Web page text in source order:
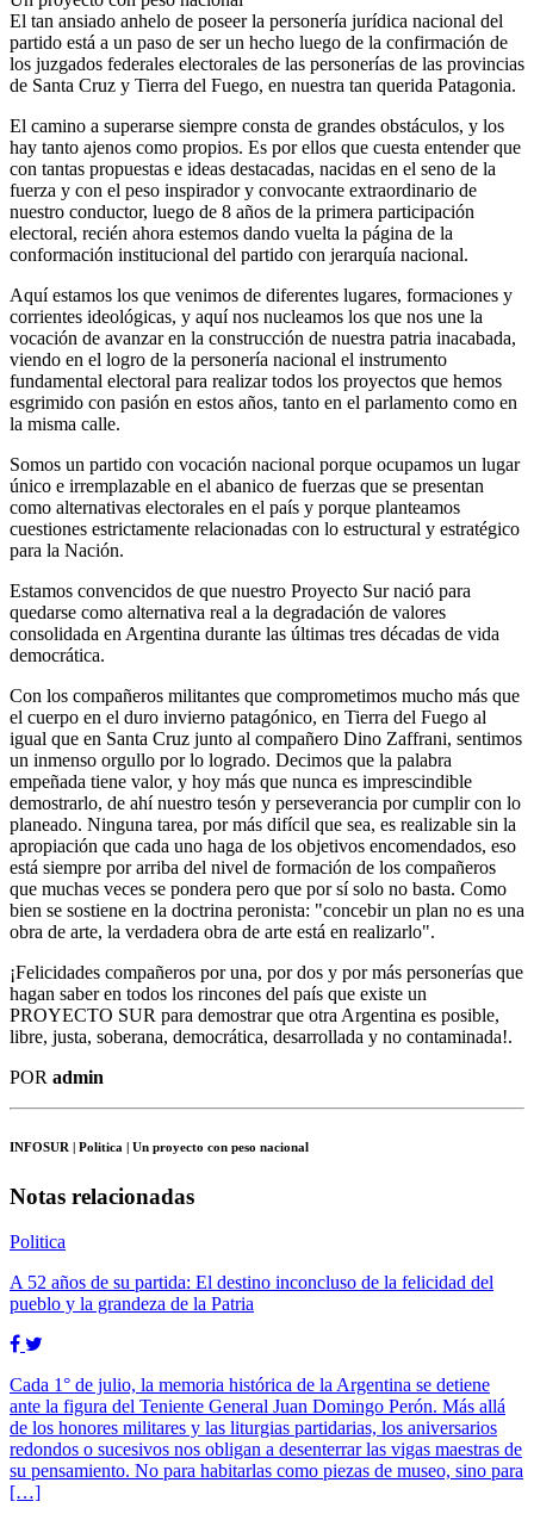
El tan ansiado anhelo de poseer la personería jurídica nacional del
partido está a un paso de ser un hecho luego de la confirmación de
los juzgados federales electorales de las personerías de las provincias
de Santa Cruz y Tierra del Fuego, en nuestra tan querida Patagonia.
El camino a superarse siempre consta de grandes obstáculos, y los
hay tanto ajenos como propios. Es por ellos que cuesta entender que
con tantas propuestas e ideas destacadas, nacidas en el seno de la
fuerza y con el peso inspirador y convocante extraordinario de
nuestro conductor, luego de 8 años de la primera participación
electoral, recién ahora estemos dando vuelta la página de la
conformación institucional del partido con jerarquía nacional.
Aquí estamos los que venimos de diferentes lugares, formaciones y
corrientes ideológicas, y aquí nos nucleamos los que nos une la
vocación de avanzar en la construcción de nuestra patria inacabada,
viendo en el logro de la personería nacional el instrumento
fundamental electoral para realizar todos los proyectos que hemos
esgrimido con pasión en estos años, tanto en el parlamento como en
la misma calle.
Somos un partido con vocación nacional porque ocupamos un lugar
único e irremplazable en el abanico de fuerzas que se presentan
como alternativas electorales en el país y porque planteamos
cuestiones estrictamente relacionadas con lo estructural y estratégico
para la Nación.
Estamos convencidos de que nuestro Proyecto Sur nació para
quedarse como alternativa real a la degradación de valores
consolidada en Argentina durante las últimas tres décadas de vida
democrática.
Con los compañeros militantes que comprometimos mucho más que
el cuerpo en el duro invierno patagónico, en Tierra del Fuego al
igual que en Santa Cruz junto al compañero Dino Zaffrani, sentimos
un inmenso orgullo por lo logrado. Decimos que la palabra
empeñada tiene valor, y hoy más que nunca es imprescindible
demostrarlo, de ahí nuestro tesón y perseverancia por cumplir con lo
planeado. Ninguna tarea, por más difícil que sea, es realizable sin la
apropiación que cada uno haga de los objetivos encomendados, eso
está siempre por arriba del nivel de formación de los compañeros
que muchas veces se pondera pero que por sí solo no basta. Como
bien se sostiene en la doctrina peronista: "concebir un plan no es una
obra de arte, la verdadera obra de arte está en realizarlo".
¡Felicidades compañeros por una, por dos y por más personerías que
hagan saber en todos los rincones del país que existe un
PROYECTO SUR para demostrar que otra Argentina es posible,
libre, justa, soberana, democrática, desarrollada y no contaminada!.
POR admin
INFOSUR | Politica | Un proyecto con peso nacional
Notas relacionadas
Politica
A 52 años de su partida: El destino inconcluso de la felicidad del
pueblo y la grandeza de la Patria
Cada 1° de julio, la memoria histórica de la Argentina se detiene
ante la figura del Teniente General Juan Domingo Perón. Más allá
de los honores militares y las liturgias partidarias, los aniversarios
redondos o sucesivos nos obligan a desenterrar las vigas maestras de
su pensamiento. No para habitarlas como piezas de museo, sino para
[…]